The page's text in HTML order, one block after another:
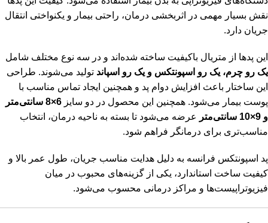
نقش بسیار مهمی در اثربخشی درمان، راحتی بیمار و یکنواختی انتقال
جریان دارد.
این پدها از متریال باکیفیت ساخته شده‌اند و در سه نوع مختلف شامل
یک رو چرم، یک رو اسپونتکس و یک رو اسپاند تولید می‌شوند. طراحی
این ساختار باعث افزایش دوام پد و همچنین ایجاد تماس مناسب با
پوست بیمار می‌شود. همچنین این محصول در دو سایز
6×8 سانتی‌متر
و 9×10 سانتی‌متر
عرضه می‌شود تا بسته به ناحیه درمان، انتخاب
مناسب‌تری برای درمانگر فراهم شود.
پد اسپونتکس فرانسه به دلیل هدایت مناسب جریان، طول عمر بالا و
کیفیت ساخت استاندارد، یکی از گزینه‌های محبوب در میان
فیزیوتراپیست‌ها و مراکز درمانی محسوب می‌شود.